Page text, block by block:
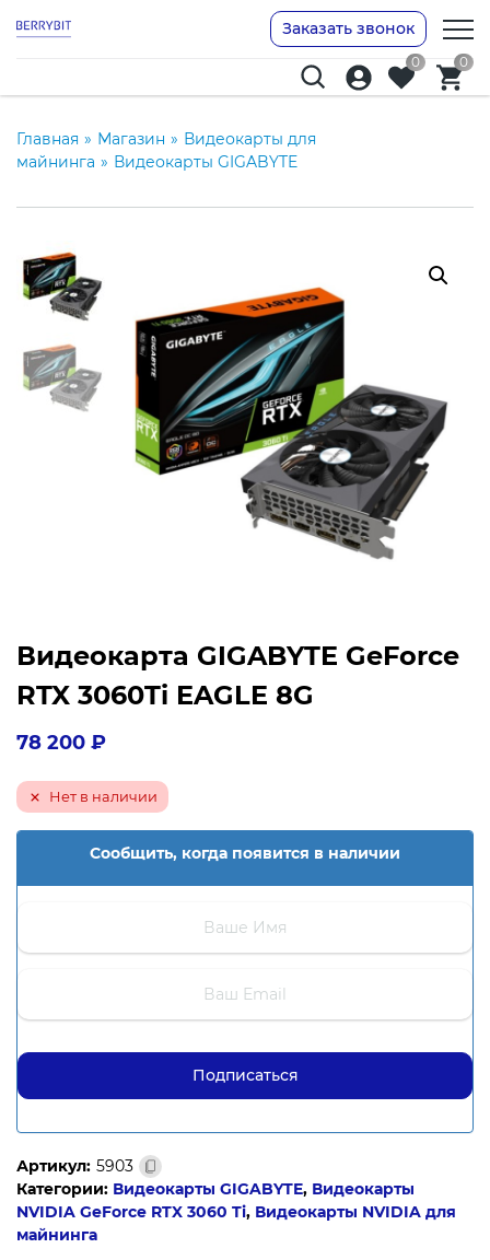
Заказать звонок
0 0
Главная » Магазин » Видеокарты для
майнинга » Видеокарты GIGABYTE
Видеокарта GIGABYTE GeForce
RTX 3060Ti EAGLE 8G
78 200 ₽
Нет в наличии
Сообщить, когда появится в наличии
Артикул: 5903
Категории: Видеокарты GIGABYTE, Видеокарты
NVIDIA GeForce RTX 3060 Ti, Видеокарты NVIDIA для
майнинга